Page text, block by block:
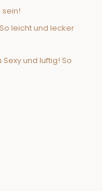
sein!
leicht und lecker
Sexy und luftig! So